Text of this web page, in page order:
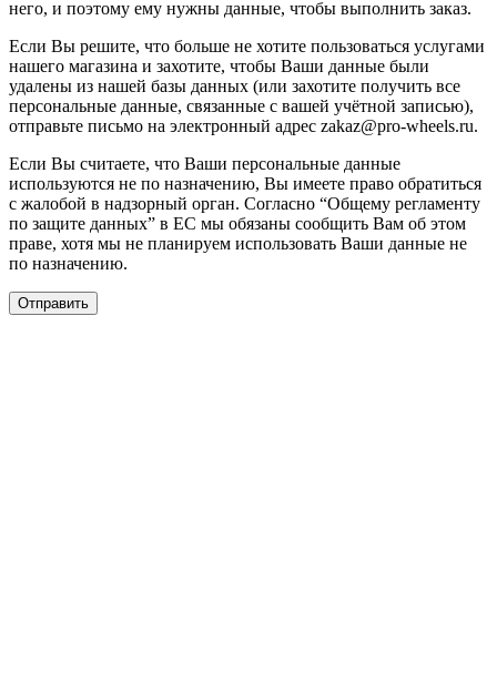
него, и поэтому ему нужны данные, чтобы выполнить заказ.
Если Вы решите, что больше не хотите пользоваться услугами
нашего магазина и захотите, чтобы Ваши данные были
удалены из нашей базы данных (или захотите получить все
персональные данные, связанные с вашей учётной записью),
отправьте письмо на электронный адрес zakaz@pro-wheels.ru.
Если Вы считаете, что Ваши персональные данные
используются не по назначению, Вы имеете право обратиться
с жалобой в надзорный орган. Согласно “Общему регламенту
по защите данных” в ЕС мы обязаны сообщить Вам об этом
праве, хотя мы не планируем использовать Ваши данные не
по назначению.
Отправить